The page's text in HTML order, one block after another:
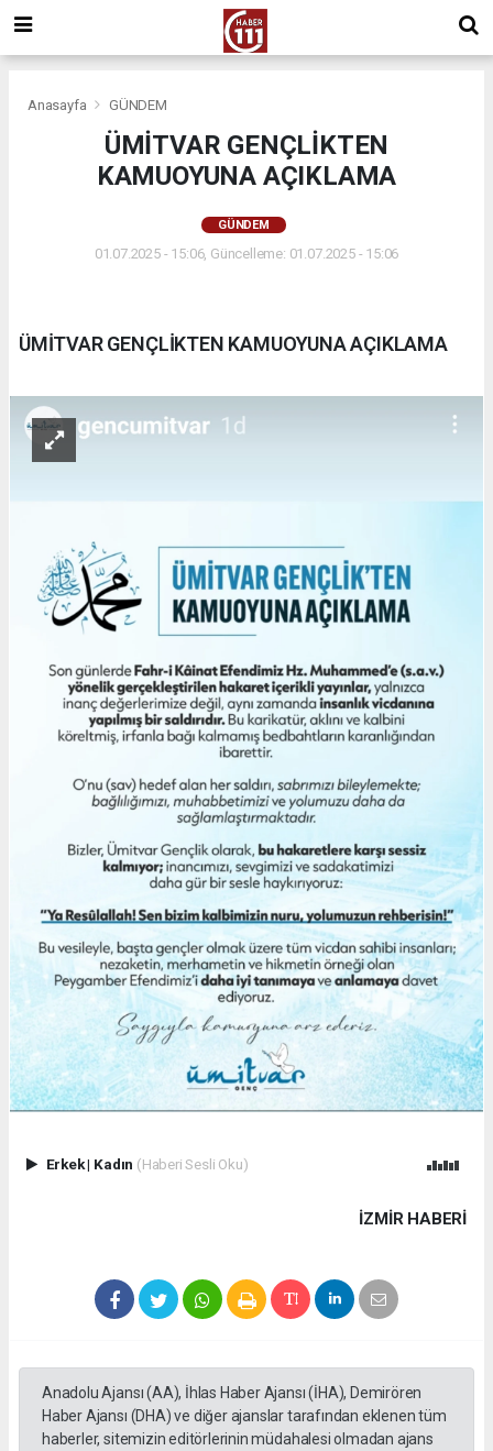
Anasayfa GÜNDEM
ÜMİTVAR GENÇLİKTEN
KAMUOYUNA AÇIKLAMA
GÜNDEM
01.07.2025 - 15:06, Güncelleme: 01.07.2025 - 15:06
ÜMİTVAR GENÇLİKTEN KAMUOYUNA AÇIKLAMA
Erkek| Kadın (Haberi Sesli Oku)
İZMIR HABERİ
Anadolu Ajansı (AA), İhlas Haber Ajansı (İHA), Demirören
Haber Ajansı (DHA) ve diğer ajanslar tarafından eklenen tüm
haberler, sitemizin editörlerinin müdahalesi olmadan ajans